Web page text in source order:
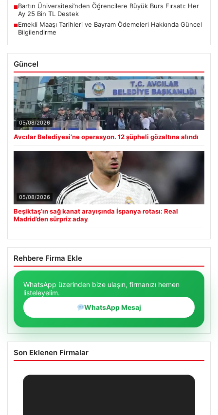
■Bartın Üniversitesi’nden Öğrencilere Büyük Burs Fırsatı: Her
Ay 25 Bin TL Destek
■Emekli Maaşı Tarihleri ve Bayram Ödemeleri Hakkında Güncel
Bilgilendirme
Güncel
05/08/2026
Avcılar Belediyesi’ne operasyon. 12 şüpheli gözaltına alındı
05/08/2026
Beşiktaş’ın sağ kanat arayışında İspanya rotası: Real
Madrid’den sürpriz aday
Rehbere Firma Ekle
WhatsApp üzerinden bize ulaşın, firmanızı hemen
listeleyelim.
WhatsApp Mesaj
Son Eklenen Firmalar